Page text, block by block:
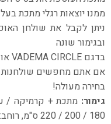
ממנו יוצאות רגלי מתכת
ניתן לקבל את שולחן
ובגימור שונה
בדגם VADEMA CIRCLE או בדגם VADEMA RHOMBUS.
אם אתם מחפשים שולחנות
בחירה מעולה!
גימור: מתכת + קרמיקה /
180 / 200 / 220 ס"מ, רוחב: 99 ס"מ, גובה: 75 ס"מ.